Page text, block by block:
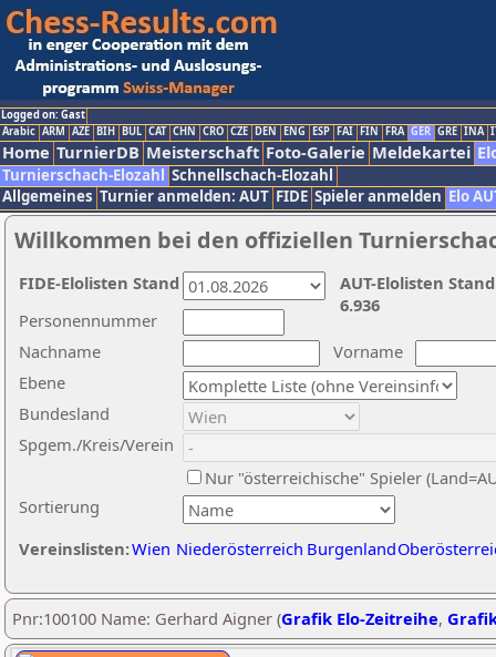
Logged on: Gast
Arabic ARM AZE BIH BUL CAT CHN CRO CZE DEN ENG ESP FAI FIN FRA GER GRE INA
Home TurnierDB Meisterschaft Foto-Galerie Meldekartei
Turnierschach-Elozahl Schnellschach-Elozahl
Allgemeines Turnier anmelden: AUT FIDE Spieler anmelden Elo
Willkommen bei den offiziellen
Nachname
Vorname
Ebene
Sortierung
Personennummer
Bundesland
Spgem./Kreis/Verein
Nur "österreichische" Spieler
Vereinslisten:Wien Niederösterreich Burgenland
AUT-Elolisten
6.936
FIDE-Elolisten Stand
Pnr:100100 Name: Gerhard Aigner (Grafik Elo-Zeitreihe,